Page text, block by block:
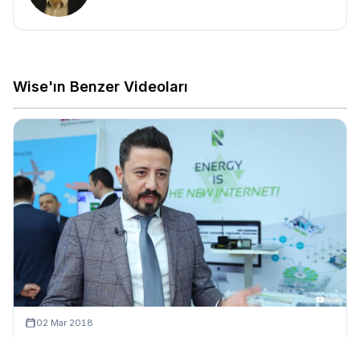
Wise'ın Benzer Videoları
02 Mar 2018